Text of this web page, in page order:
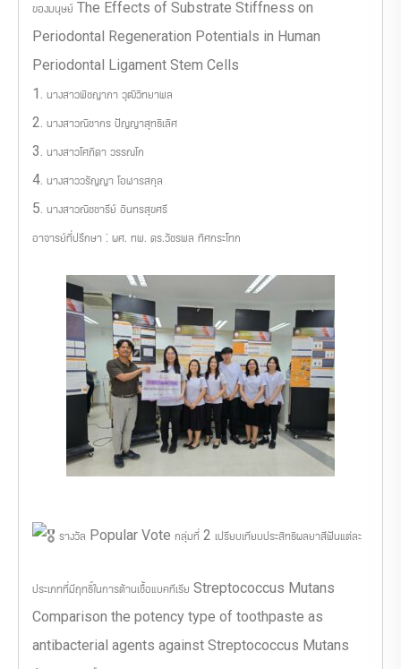
ของมนุษย์ The Effects of Substrate Stiffness on
Periodontal Regeneration Potentials in Human
Periodontal Ligament Stem Cells
1. นางสาวพิชญาภา วุฒิวิทยาพล
2. นางสาวณิชากร ปัญญาสุทธิเลิศ
3. นางสาวโศภิดา วรรณโก
4. นางสาววรัญญา โอฬารสกุล
5. นางสาวณิชชารีย์ อินทรสุขศรี
อาจารย์ที่ปรึกษา : ผศ. ทพ. ดร.วัชรพล ทิศกระโทก
รางวัล Popular Vote กลุ่มที่ 2 เปรียบเทียบประสิทธิผลยาสีฟันแต่ละ
ประเภทที่มีฤทธิ์ในการต้านเชื้อแบคทีเรีย Streptococcus Mutans
Comparison the potency type of toothpaste as
antibacterial agents against Streptococcus Mutans